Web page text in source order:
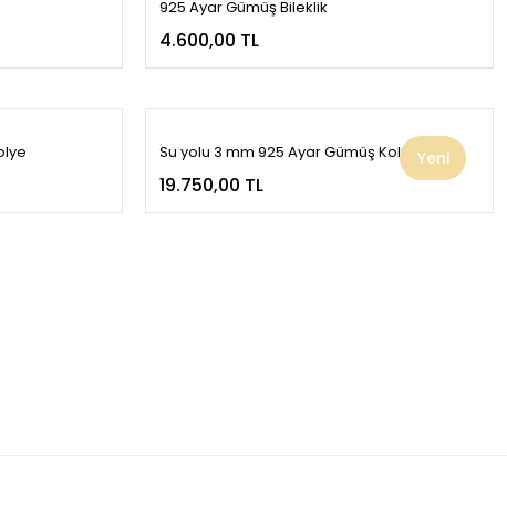
925 Ayar Gümüş Bileklik
4.600,00 TL
Yeni
Su yolu 3 mm 925 Ayar Gümüş Kolye
19.750,00 TL